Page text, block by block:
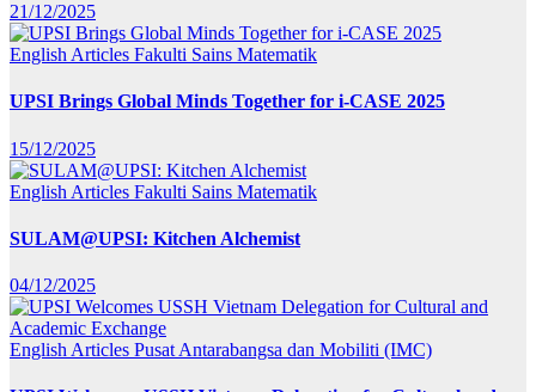
21/12/2025
English Articles Fakulti Sains Matematik
UPSI Brings Global Minds Together for i-CASE 2025
15/12/2025
English Articles Fakulti Sains Matematik
SULAM@UPSI: Kitchen Alchemist
04/12/2025
English Articles Pusat Antarabangsa dan Mobiliti (IMC)